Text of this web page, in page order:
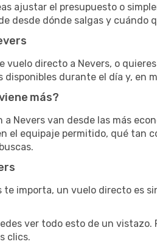
ajustar el presupuesto o
desde dónde salgas y cuándo
vuelo directo a Nevers, o
disponibles durante el día y, en
más?
a Nevers van desde las más
el equipaje permitido, qué tan
te importa, un vuelo directo es
ver todo esto de un
clics.